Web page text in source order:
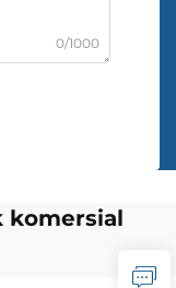
0/1000
komersial